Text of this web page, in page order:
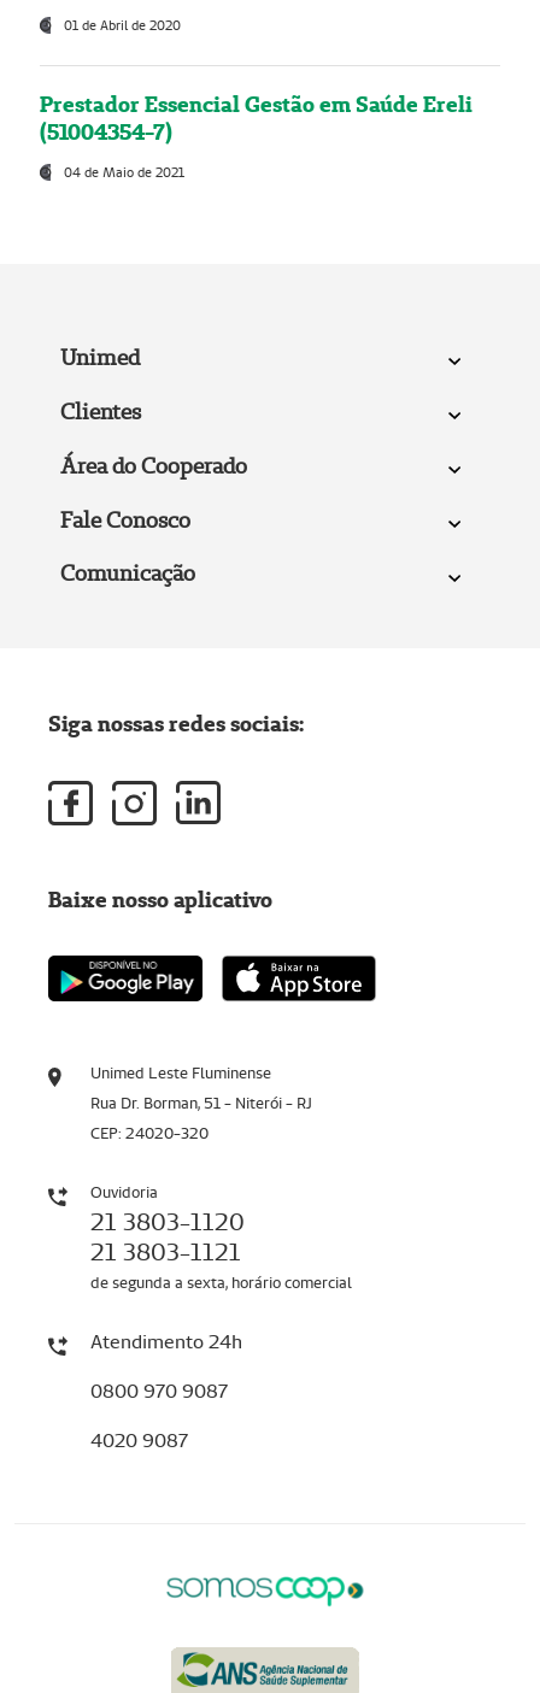
01 de Abril de 2020
Prestador Essencial Gestão em Saúde Ereli
(51004354-7)
04 de Maio de 2021
Unimed
Clientes
Área do Cooperado
Fale Conosco
Comunicação
Unimed Leste Fluminense
Rua Dr. Borman, 51 - Niterói - RJ
CEP: 24020-320
Ouvidoria
21 3803-1120
21 3803-1121
de segunda a sexta, horário comercial
Atendimento 24h
0800 970 9087
4020 9087
Siga nossas redes sociais:
Baixe nosso aplicativo